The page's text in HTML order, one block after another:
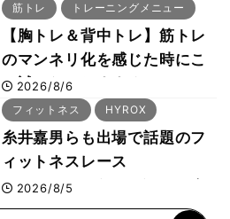
筋トレ トレーニングメニュー
【胸トレ＆背中トレ】筋トレ
のマンネリ化を感じた時にこ
そ試したいおすすめメニュー
「拮抗筋スーパーセット法」
2026/8/6
フィットネス HYROX
糸井嘉男らも出場で話題のフ
ィットネスレース
HYROX（ハイロックス）が
幕張メッセで8月6日から開
2026/8/5